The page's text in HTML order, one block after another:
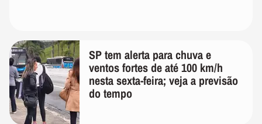
SP tem alerta para chuva e
ventos fortes de até 100 km/h
nesta sexta-feira; veja a previsão
do tempo